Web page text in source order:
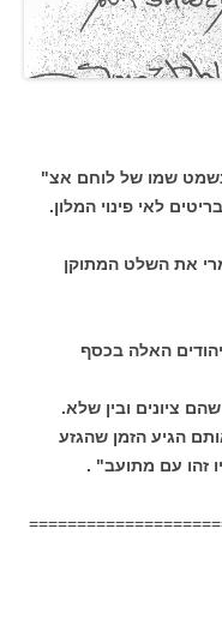
נשמט שמו של לוחם אצ"
לאי פינוי המלון.
את השלט המתוקן
האלה בכסף
ציונים ובין שלא.
הגיע הזמן שהגזע
זהו עם מתועב" .